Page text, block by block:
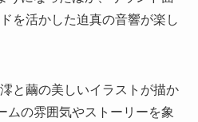
を活かした迫真の音響が楽し
と繭の美しいイラストが描か
ムの雰囲気やストーリーを象